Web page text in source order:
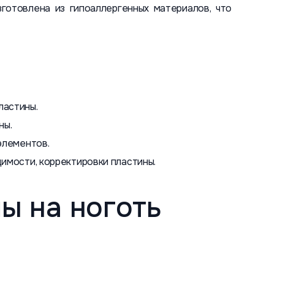
из гипоаллергенных материалов, что
корректировки пластины.
на ноготь